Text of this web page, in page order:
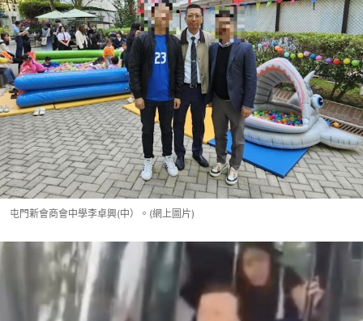
屯門新會商會中學李卓興(中）。(網上圖片)